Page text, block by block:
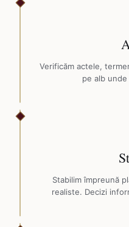
Verificăm actele,
pe alb
Stabilim împreună
realiste. Decizi